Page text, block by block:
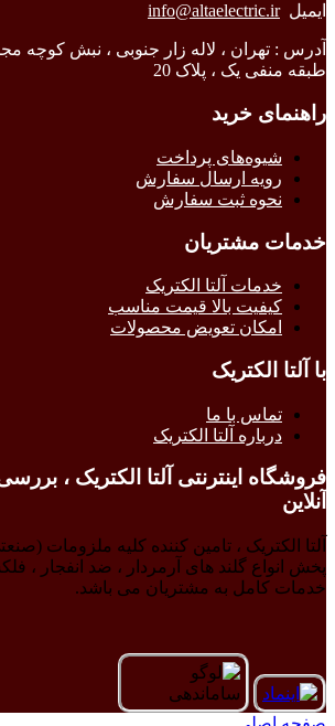
ایمیلinfo@altaelectric.ir
آدرس : تهران ، لاله زار جنوبی ، نبش کوچه
طبقه منفی یک ، پلاک 20
راهنمای خرید
شیوه‌های پرداخت
رویه ارسال سفارش
نحوه ثبت سفارش
خدمات مشتریان
خدمات آلتا الکتریک
کیفیت بالا قیمت مناسب
امکان تعویض محصولات
با آلتا الکتریک
تماس با ما
درباره آلتا الکتریک
فروشگاه اینترنتی آلتا الکتریک ،
آنلاین
آلتا الکتریک ، تامین کننده کلیه ملزومات
پخش انواع گلند های آرمردار ، ضد انفجار ،
خدمات کامل به مشتریان می باشد.